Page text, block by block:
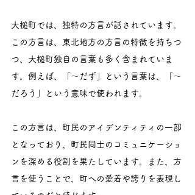
大槌町では、独特の方言が話されています。
この方言は、東北地方の方言の特徴を持ちつ
つ、大槌町独自の言葉も多く含まれていま
す。例えば、「～だず」という言葉は、「～
だろう」という意味で使われます。
この方言は、町民のアイデンティティの一部
となっており、町民同士のコミュニケーショ
ンを深める役割を果たしています。また、方
言を使うことで、町への愛着や誇りを表現し